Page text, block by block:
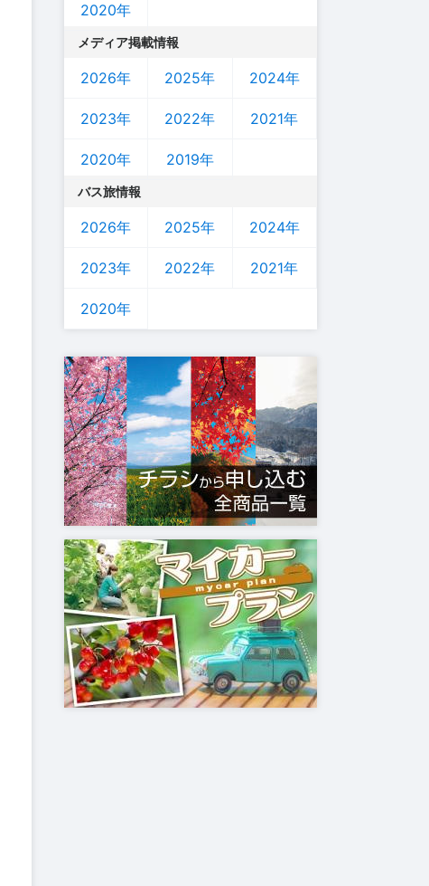
2020年
メディア掲載情報
2026年 2025年 2024年
2023年 2022年 2021年
2020年 2019年
バス旅情報
2026年 2025年 2024年
2023年 2022年 2021年
2020年